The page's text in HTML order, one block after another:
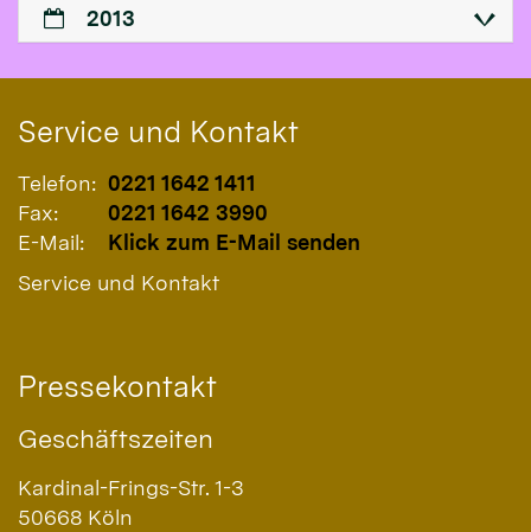
2013
Service und Kontakt
Telefon: 0221 1642 1411
Fax:
0221 1642 3990
E-Mail:
Klick zum E-Mail senden
Service und Kontakt
Pressekontakt
Geschäftszeiten
Kardinal-Frings-Str. 1-3
50668 Köln